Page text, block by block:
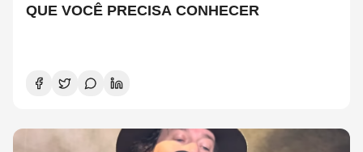
QUE VOCÊ PRECISA CONHECER